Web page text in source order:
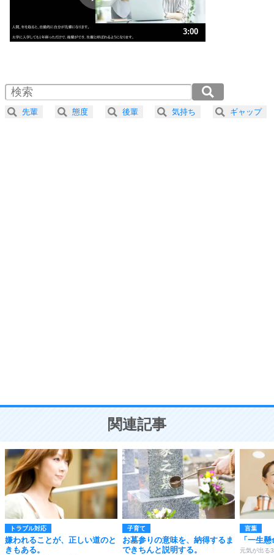
ストレス対策
人生、なんとかなるもの。
気楽に生きる30の方法
4 器の大きい人は、怒りを優しさで表現する。
プラス思考
ことが大切。
3:00
2.0倍速 （354KB 1分30秒）
2.5倍速 （283KB 1分12秒）
3.0倍速 （236KB 1分0秒）
先輩 態度 後輩 気持ち ギャップ
関連記事
トラブル対応
嫌われることが、正しい道のと
きもある。
子育て
お墓参りの意味を、納得するま
できちんと説明する。
言葉
「一生
元気が出る